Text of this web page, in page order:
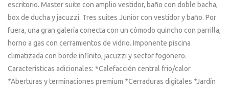
escritorio. Master suite con amplio vestidor, baño con doble bacha,
box de ducha y jacuzzi. Tres suites Junior con vestidor y baño. Por
fuera, una gran galería conecta con un cómodo quincho con parrilla,
horno a gas con cerramientos de vidrio. Imponente piscina
climatizada con borde infinito, jacuzzi y sector fogonero.
Características adicionales: *Calefacción central frio/calor
*Aberturas y terminaciones premium *Cerraduras digitales *Jardín